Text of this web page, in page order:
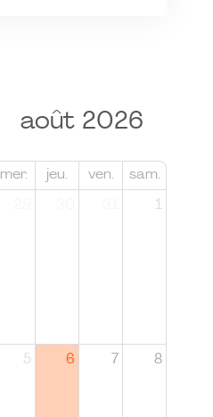
août 2026
mer. jeu. ven. sam.
1
5 6 7 8